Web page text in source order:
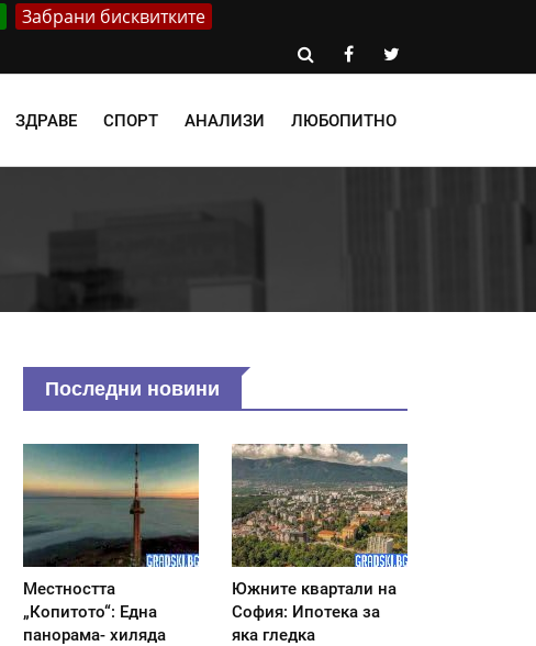
Забрани бисквитките
ЗДРАВЕ СПОРТ АНАЛИЗИ ЛЮБОПИТНО
Последни новини
Местността
„Копитото“: Една
панорама- хиляда
Южните квартали на
София: Ипотека за
яка гледка